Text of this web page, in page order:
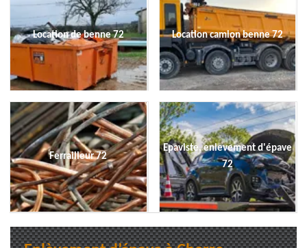
Location de benne 72 Location camion benne 72
Ferrailleur 72
Epaviste, enlevement d'épave
72